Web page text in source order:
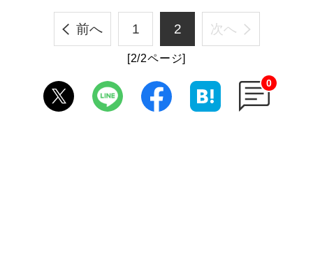
前へ 1 2 次へ
[2/2ページ]
0